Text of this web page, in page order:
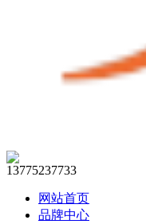
13775237733
网站首页
品牌中心